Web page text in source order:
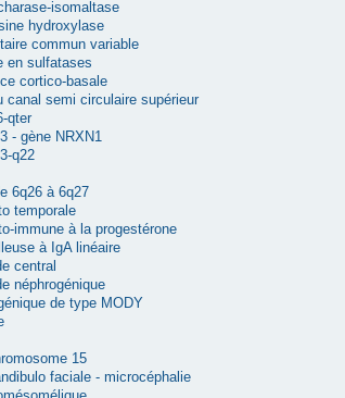
isomaltase
hydroxylase
commun variable
en sulfatases
cortico-basale
canal semi circulaire supérieur
qter
- gène NRXN1
q22
6q26 à 6q27
temporale
immune à la progestérone
à IgA linéaire
central
néphrogénique
de type MODY
15
faciale - microcéphalie